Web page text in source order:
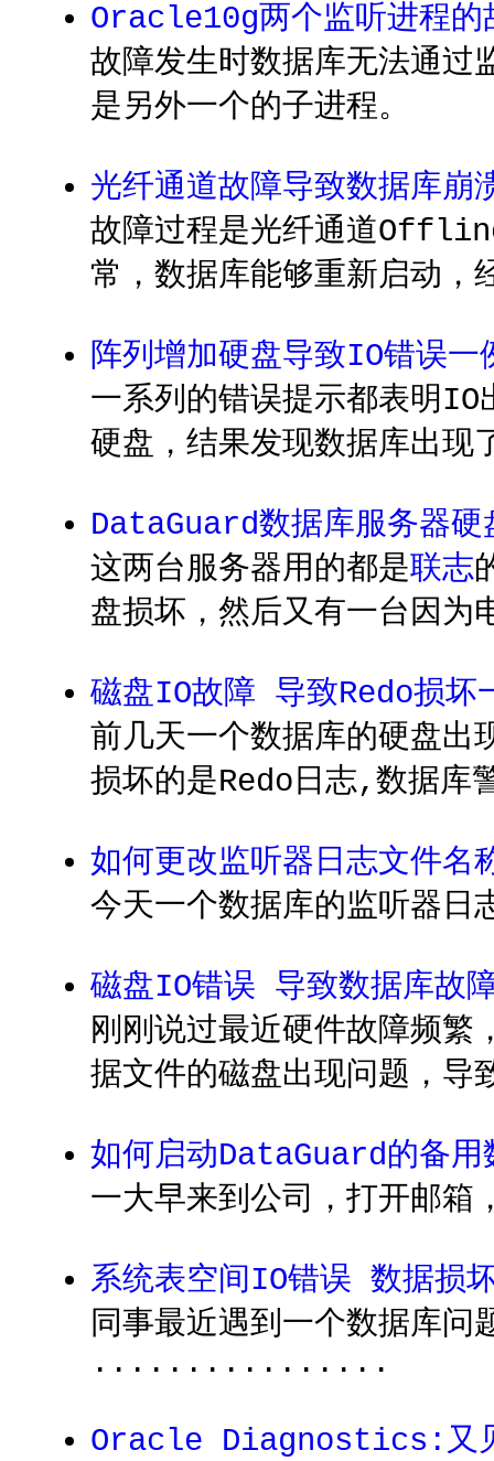
Oracle10g两个监听进程的
故障发生时数据库无法通过
是另外一个的子进程。
光纤通道故障导致数据库崩
故障过程是光纤通道Offline
常，数据库能够重新启动，
阵列增加硬盘导致IO错误一
一系列的错误提示都表明IO
硬盘，结果发现数据库出现
DataGuard数据库服务器硬
这两台服务器用的都是联志
盘损坏，然后又有一台因为
磁盘IO故障 导致Redo损坏
前几天一个数据库的硬盘出
损坏的是Redo日志,数据
如何更改监听器日志文件名
今天一个数据库的监听器
磁盘IO错误 导致数据库故
刚刚说过最近硬件故障频繁
据文件的磁盘出现问题，导
如何启动DataGuard的备用
一大早来到公司，打开邮箱
系统表空间IO错误 数据损
同事最近遇到一个数据库
................
Oracle Diagnostics:又